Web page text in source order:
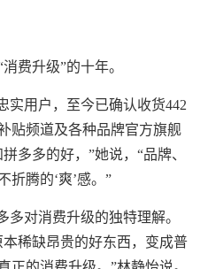
费升级”的十年。
实用户，至今已确认收货442
贴频道及各种品牌官方旗舰
多多的好，”她说，“品牌、
折腾的‘爽’感。”
多对消费升级的独特理解。
稀缺昂贵的好东西，变成普